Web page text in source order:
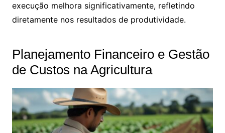
execução melhora significativamente, refletindo
diretamente nos resultados de produtividade.
Planejamento Financeiro e Gestão
de Custos na Agricultura